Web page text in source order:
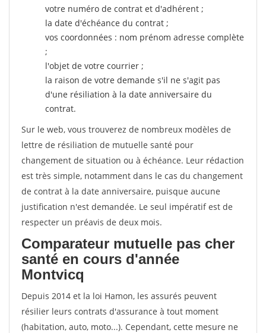
votre numéro de contrat et d'adhérent ;
la date d'échéance du contrat ;
vos coordonnées : nom prénom adresse complète
;
l'objet de votre courrier ;
la raison de votre demande s'il ne s'agit pas
d'une résiliation à la date anniversaire du
contrat.
Sur le web, vous trouverez de nombreux modèles de
lettre de résiliation de mutuelle santé pour
changement de situation ou à échéance. Leur rédaction
est très simple, notamment dans le cas du changement
de contrat à la date anniversaire, puisque aucune
justification n'est demandée. Le seul impératif est de
respecter un préavis de deux mois.
Comparateur mutuelle pas cher
santé en cours d'année
Montvicq
Depuis 2014 et la loi Hamon, les assurés peuvent
résilier leurs contrats d'assurance à tout moment
(habitation, auto, moto...). Cependant, cette mesure ne